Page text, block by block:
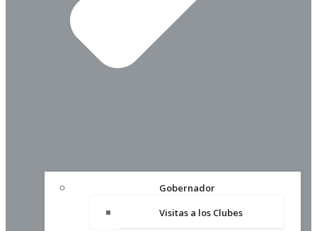
Gobernador
Visitas a los Clubes